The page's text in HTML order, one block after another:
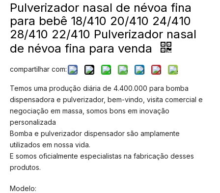
Pulverizador nasal de névoa fina
para bebê 18/410 20/410 24/410
28/410 22/410 Pulverizador nasal
de névoa fina para venda
compartilhar com:
Temos uma produção diária de 4.400.000 para bomba
dispensadora e pulverizador, bem-vindo, visita comercial e
negociação em massa, somos bons em inovação
personalizada
Bomba e pulverizador dispensador são amplamente
utilizados em nossa vida.
E somos oficialmente especialistas na fabricação desses
produtos.
Modelo: